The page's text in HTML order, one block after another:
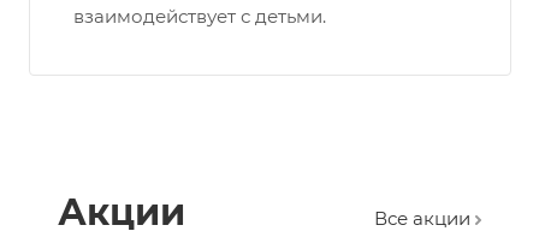
взаимодействует с детьми.
Акции Все акции